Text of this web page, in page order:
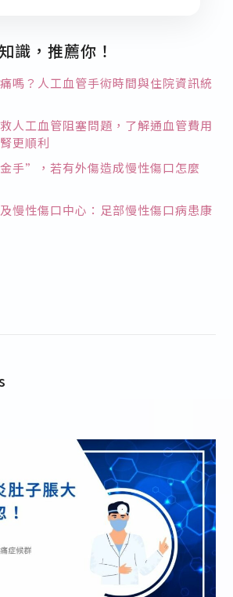
識，推薦你！
嗎？人工血管手術時間與住院資訊統
人工血管阻塞問題，了解通血管費用
更順利
手”，若有外傷造成慢性傷口怎麼
慢性傷口中心：足部慢性傷口病患康